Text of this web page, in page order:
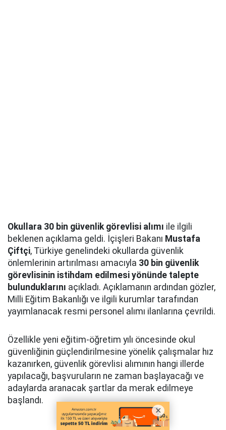
Okullara 30 bin güvenlik görevlisi alımı ile ilgili
beklenen açıklama geldi. İçişleri Bakanı Mustafa
Çiftçi, Türkiye genelindeki okullarda güvenlik
önlemlerinin artırılması amacıyla 30 bin güvenlik
görevlisinin istihdam edilmesi yönünde talepte
bulunduklarını açıkladı. Açıklamanın ardından gözler,
Milli Eğitim Bakanlığı ve ilgili kurumlar tarafından
yayımlanacak resmi personel alımı ilanlarına çevrildi.
Özellikle yeni eğitim-öğretim yılı öncesinde okul
güvenliğinin güçlendirilmesine yönelik çalışmalar hız
kazanırken, güvenlik görevlisi alımının hangi illerde
yapılacağı, başvuruların ne zaman başlayacağı ve
adaylarda aranacak şartlar da merak edilmeye
başlandı.